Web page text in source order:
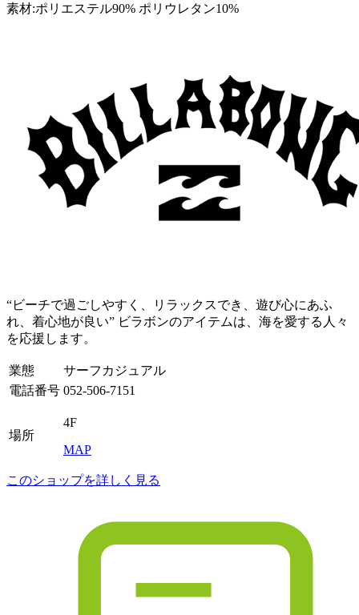
素材:ポリエステル90% ポリウレタン10%
“ビーチで過ごしやすく、リラックスでき、遊び心にあふ
れ、着心地が良い” ビラボンのアイテムは、海を愛する人々
を応援します。
業態
サーフカジュアル
電話番号 052-506-7151
場所
4F
MAP
このショップを詳しく見る